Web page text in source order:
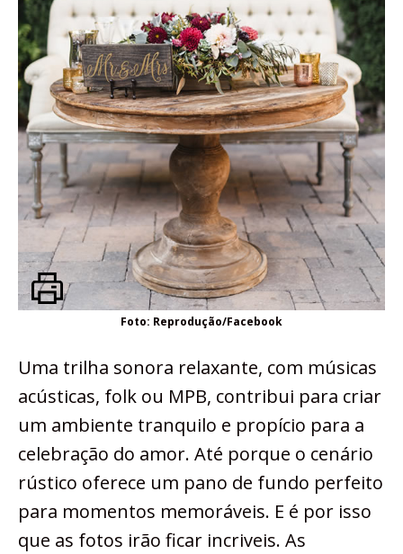
Foto: Reprodução/Facebook
Uma trilha sonora relaxante, com músicas
acústicas, folk ou MPB, contribui para criar
um ambiente tranquilo e propício para a
celebração do amor. Até porque o cenário
rústico oferece um pano de fundo perfeito
para momentos memoráveis. E é por isso
que as fotos irão ficar incriveis. As